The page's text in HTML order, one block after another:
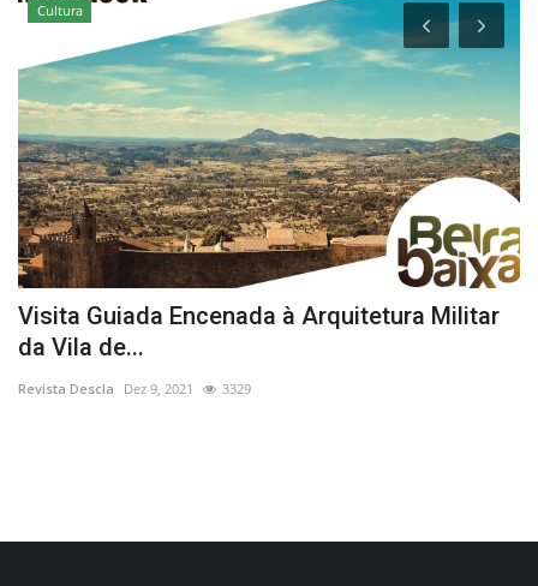
Cultura
Visita Guiada Encenada à Arquitetura Militar
da Vila de...
Revista Descla Dez 9, 2021 3329